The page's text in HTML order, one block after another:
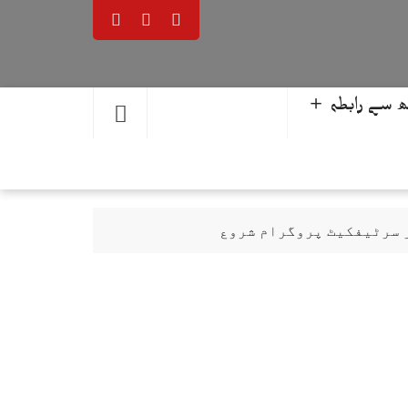
سے رابطہ ＋
سرٹیفکیٹ پروگرام شروع